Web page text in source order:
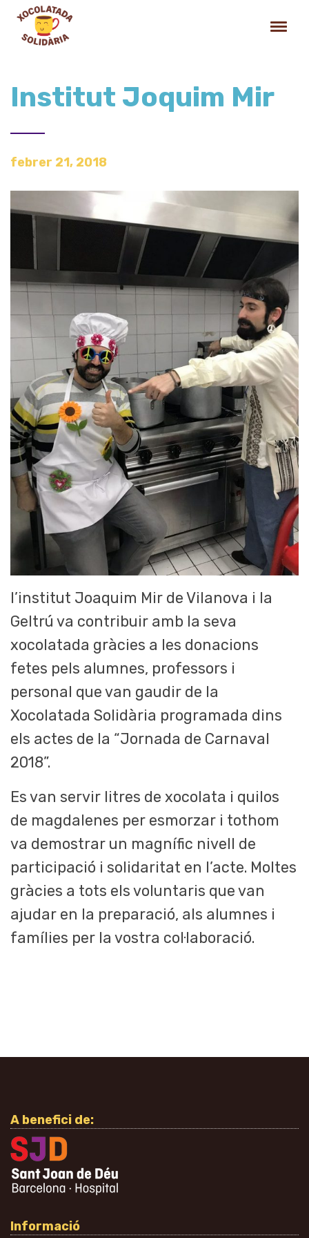
Institut Joquim Mir
febrer 21, 2018
l’institut Joaquim Mir de Vilanova i la
Geltrú va contribuir amb la seva
xocolatada gràcies a les donacions
fetes pels alumnes, professors i
personal que van gaudir de la
Xocolatada Solidària programada dins
els actes de la “Jornada de Carnaval
2018”.
Es van servir litres de xocolata i quilos
de magdalenes per esmorzar i tothom
va demostrar un magnífic nivell de
participació i solidaritat en l’acte. Moltes
gràcies a tots els voluntaris que van
ajudar en la preparació, als alumnes i
famílies per la vostra col·laboració.
A benefici de:
Informació